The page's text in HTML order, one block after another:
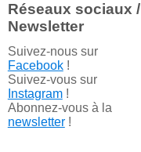
Réseaux sociaux /
Newsletter
Suivez-nous sur
Facebook!
Suivez-vous sur
Instagram!
Abonnez-vous à la
newsletter!